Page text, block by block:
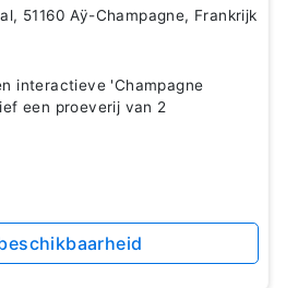
51160 Aÿ-Champagne, Frankrijk
interactieve 'Champagne
een proeverij van 2